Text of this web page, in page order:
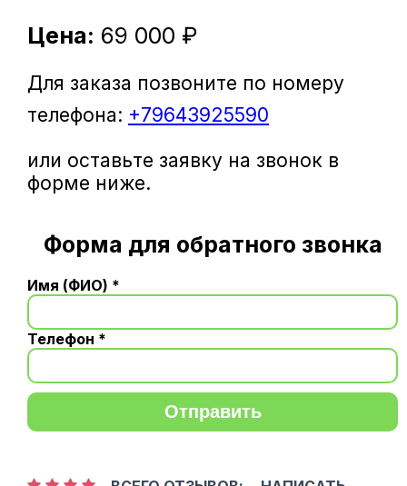
Цена: 69 000 ₽
Для заказа позвоните по номеру
телефона: +79643925590
или оставьте заявку на звонок в
форме ниже.
Форма для обратного звонка
Имя (ФИО) *
Телефон *
Отправить